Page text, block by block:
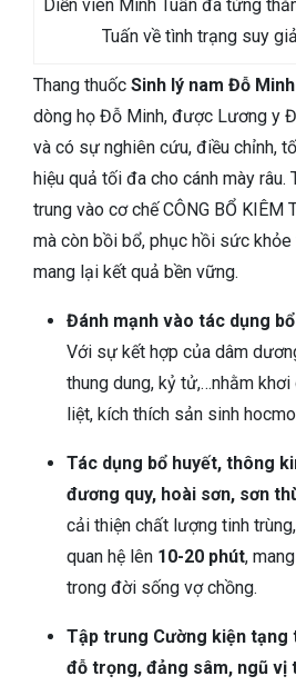
Diễn viên Minh Tuấn đã từng
Tuấn về tình trạng suy
Thang thuốc Sinh lý nam Đỗ Minh
dòng họ Đỗ Minh, được Lương y
và có sự nghiên cứu, điều chỉnh,
hiệu quả tối đa cho cánh mày râu.
trung vào cơ chế CÔNG BỔ KIÊM
mà còn bồi bổ, phục hồi sức
mang lại kết quả bền vững.
Đánh mạnh vào tác dụng
Với sự kết hợp của dâm
thung dung, kỷ tử,…nhằm khơi
liệt, kích thích sản sinh
Tác dụng bổ huyết, thông
đương quy, hoài sơn, sơn
cải thiện chất lượng tinh
quan hệ lên 10-20 phút,
trong đời sống vợ chồng.
Tập trung Cường kiện tạng
đỗ trọng, đảng sâm, ngũ vị